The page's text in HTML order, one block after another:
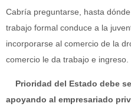
Cabría preguntarse, hasta
trabajo formal conduce a la
incorporarse al comercio de la
comercio le da trabajo e ingreso.
Prioridad del Estado debe
apoyando al empresariado